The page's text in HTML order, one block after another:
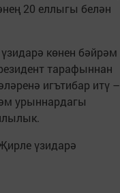
20 еллыгы белән
көнен бәйрәм
тарафыннан
игътибар итү
урыннардагы
үзидарә